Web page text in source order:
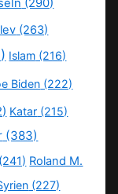
(290)
(263)
Islam (216)
Biden (222)
Katar (215)
(383)
(241) Roland M.
(227)